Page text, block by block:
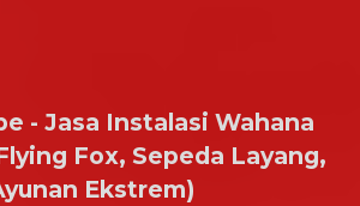
- Jasa Instalasi Wahana
Fox, Sepeda Layang,
Ekstrem)